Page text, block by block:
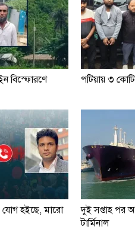
বিস্ফোরণে
পটিয়ায় ৩ কোটি
যোগ হইছে, মারো
দুই সপ্তাহ পর
টার্মিনাল